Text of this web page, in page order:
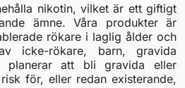
nikotin, vilket är ett giftigt
ämne. Våra produkter är
rökare i laglig ålder och
icke-rökare, barn, gravida
planerar att bli gravida eller
för, eller redan existerande,